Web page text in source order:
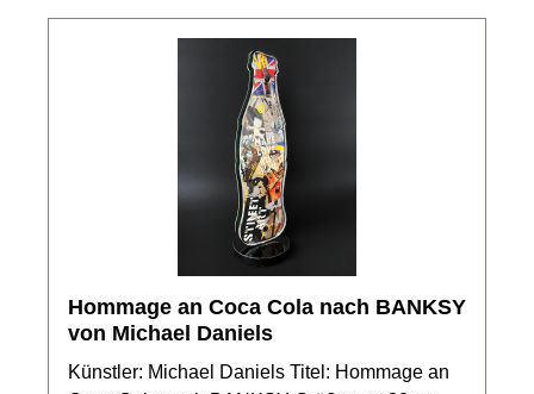
Hommage an Coca Cola nach BANKSY
von Michael Daniels
Künstler: Michael Daniels Titel: Hommage an